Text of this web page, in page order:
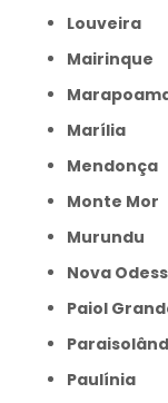
Louveira
Mairinque
Marília
Mendonça
Monte Mor
Murundu
Nova
Paiol
Paulínia